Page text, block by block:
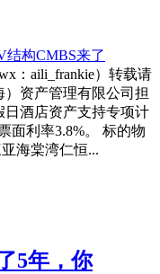
：aili_frankie）转载请
资产管理有限公司担
日酒店资产支持专项计
面利率3.8%。 标的物
海棠湾仁恒...
5年，你